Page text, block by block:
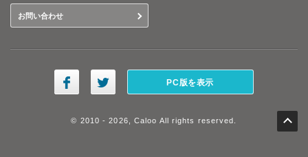
お問い合わせ
PC版を表示
© 2010 - 2026, Caloo All rights reserved.